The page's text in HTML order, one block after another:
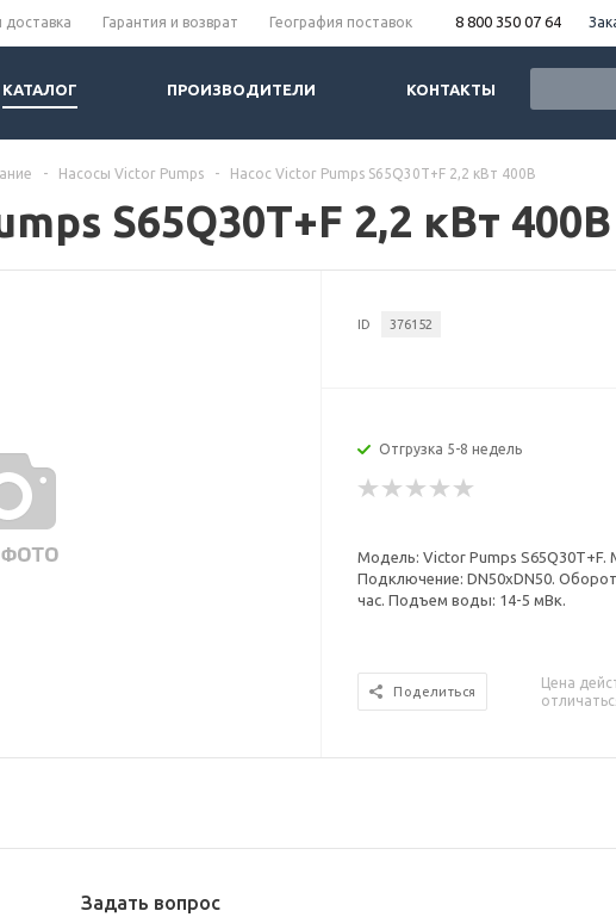
доставка Гарантия и возврат География поставок 8 800 350 07 64
КАТАЛОГ ПРОИЗВОДИТЕЛИ КОНТАКТЫ
- Насосы Victor Pumps - Насос Victor Pumps S65Q30T+F 2,2 кВт 400В
S65Q30T+F 2,2 кВт 400В
ID 376152
Отгрузка 5-8 недель
Модель: Victor Pumps S65Q30T+F.
Подключение: DN50xDN50.
час. Подъем воды: 14-5 мВк.
Поделиться
Цена
Задать вопрос